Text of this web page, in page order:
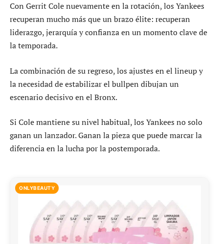
Con Gerrit Cole nuevamente en la rotación, los Yankees
recuperan mucho más que un brazo élite: recuperan
liderazgo, jerarquía y confianza en un momento clave de
la temporada.
La combinación de su regreso, los ajustes en el lineup y
la necesidad de estabilizar el bullpen dibujan un
escenario decisivo en el Bronx.
Si Cole mantiene su nivel habitual, los Yankees no solo
ganan un lanzador. Ganan la pieza que puede marcar la
diferencia en la lucha por la postemporada.
ONLYBEAUTY